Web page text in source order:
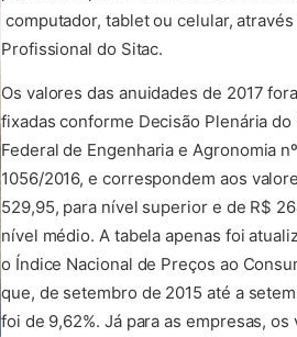
computador, tablet ou celular,
Profissional do Sitac.
Os valores das anuidades de 2017
fixadas conforme Decisão Plenária do
Federal de Engenharia e Agronomia
1056/2016, e correspondem aos
529,95, para nível superior e de R$
nível médio. A tabela apenas foi
o Índice Nacional de Preços ao
que, de setembro de 2015 até a
foi de 9,62%. Já para as empresas, os